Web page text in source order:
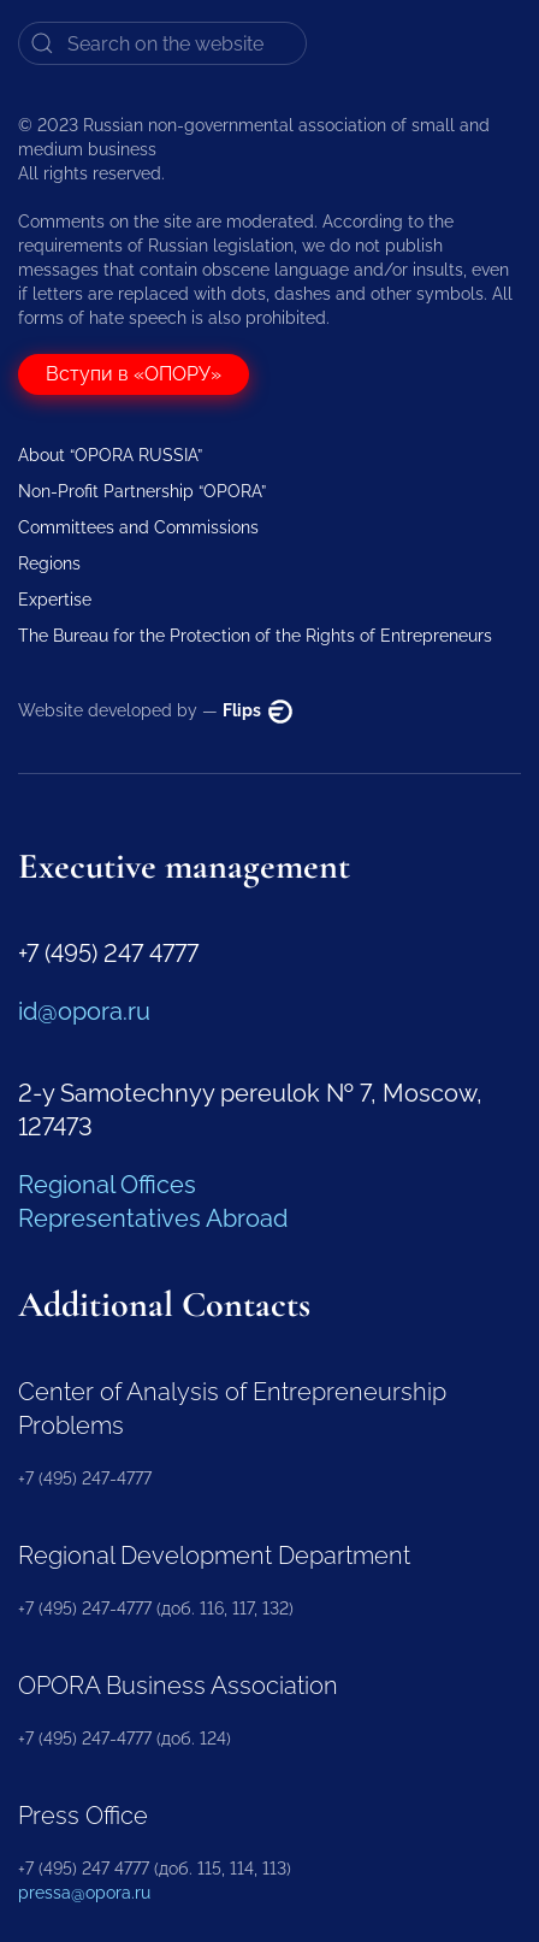
© 2023 Russian non-governmental association of small and
medium business
All rights reserved.
Comments on the site are moderated. According to the
requirements of Russian legislation, we do not publish
messages that contain obscene language and/or insults, even
if letters are replaced with dots, dashes and other symbols. All
forms of hate speech is also prohibited.
Вступи в «ОПОРУ»
About “OPORA RUSSIA”
Non-Profit Partnership “OPORA”
Committees and Commissions
Regions
Expertise
The Bureau for the Protection of the Rights of Entrepreneurs
Website developed by — Flips
Executive management
+7 (495) 247 4777
id@opora.ru
2-y Samotechnyy pereulok № 7, Moscow,
127473
Regional Offices
Representatives Abroad
Additional Contacts
Center of Analysis of Entrepreneurship
Problems
+7 (495) 247-4777
Regional Development Department
+7 (495) 247-4777 (доб. 116, 117, 132)
OPORA Business Association
+7 (495) 247-4777 (доб. 124)
Press Office
+7 (495) 247 4777 (доб. 115, 114, 113)
pressa@opora.ru